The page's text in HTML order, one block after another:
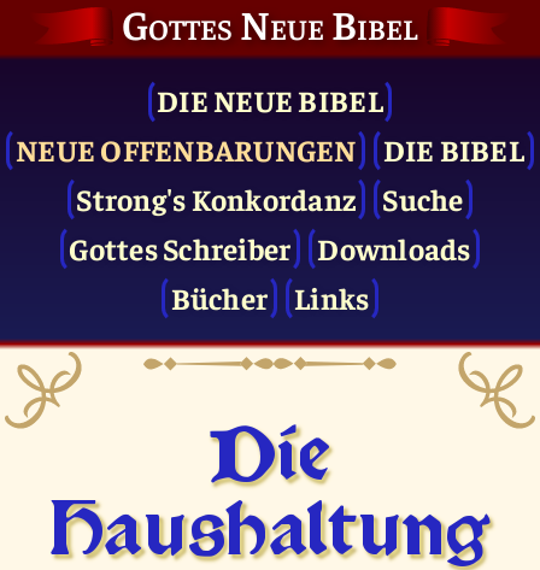
Gottes Neue Bibel
DIE NEUE BIBEL
NEUE OFFENBARUNGEN
DIE BIBEL
Strong's Konkordanz
Suche
Gottes Schreiber
Downloads
Bücher
Links
Die
Haushaltung